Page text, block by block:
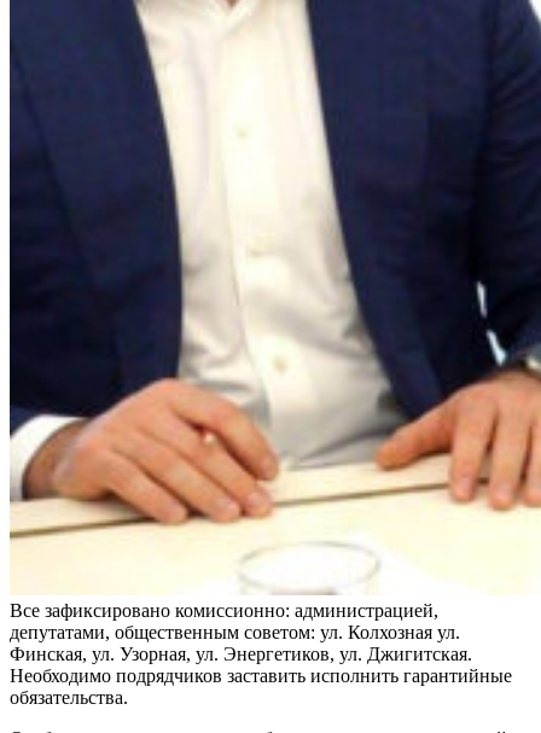
Все зафиксировано комиссионно: администрацией,
депутатами, общественным советом: ул. Колхозная ул.
Финская, ул. Узорная, ул. Энергетиков, ул. Джигитская.
Необходимо подрядчиков заставить исполнить гарантийные
обязательства.